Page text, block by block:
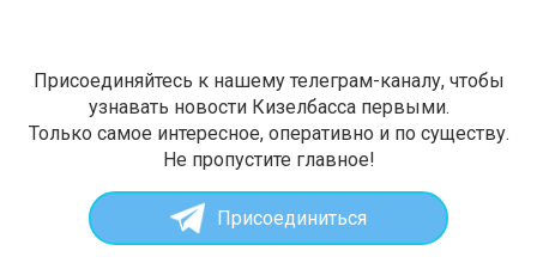
Присоединяйтесь к нашему телеграм-каналу, чтобы
узнавать новости Кизелбасса первыми.
Только самое интересное, оперативно и по существу.
Не пропустите главное!
Присоединиться